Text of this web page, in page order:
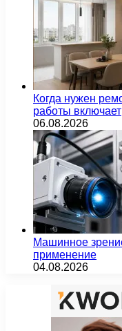
Когда нужен
работы включает
06.08.2026
Машинное
применение
04.08.2026